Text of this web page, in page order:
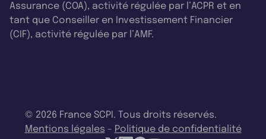
Assurance (COA), activité régulée par l’ACPR et en
tant que Conseiller en Investissement Financier
(CIF), activité régulée par l’AMF.
© 2026 France SCPI. Tous droits réservés.
Mentions légales - Politique de confidentialité